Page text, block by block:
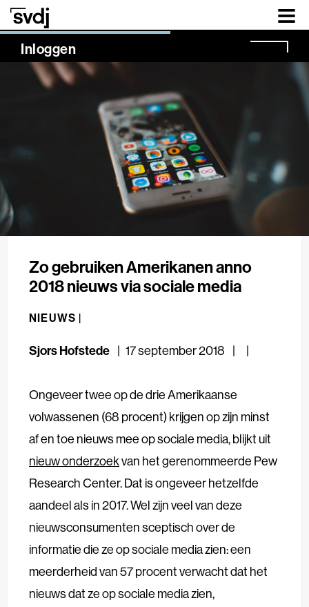
Naar hoofdinhoud
Inloggen
NaN%
Zo gebruiken Amerikanen anno
2018 nieuws via sociale media
NIEUWS |
Sjors Hofstede 17 september 2018
Ongeveer twee op de drie Amerikaanse
volwassenen (68 procent) krijgen op zijn minst
af en toe nieuws mee op sociale media, blijkt uit
nieuw onderzoekvan het gerenommeerde Pew
Research Center. Dat is ongeveer hetzelfde
aandeel als in 2017. Wel zijn veel van deze
nieuwsconsumenten sceptisch over de
informatie die ze op sociale media zien: een
meerderheid van 57 procent verwacht dat het
nieuws dat ze op sociale media zien,